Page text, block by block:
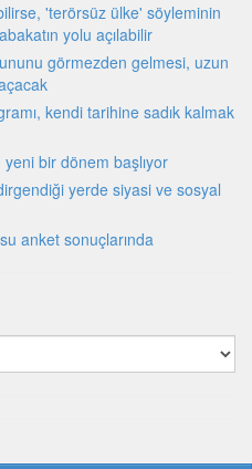
'terörsüz ülke' söyleminin
yolu açılabilir
görmezden gelmesi, uzun
kendi tarihine sadık kalmak
bir dönem başlıyor
yerde siyasi ve sosyal
anket sonuçlarında